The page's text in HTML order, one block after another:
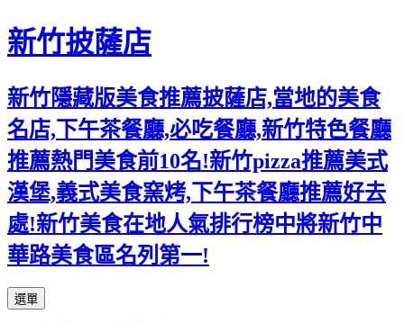
新竹披薩店
新竹隱藏版美食推薦披薩店,當地的美食
名店,下午茶餐廳,必吃餐廳,新竹特色餐廳
推薦熱門美食前10名!新竹pizza推薦美式
漢堡,義式美食窯烤,下午茶餐廳推薦好去
處!新竹美食在地人氣排行榜中將新竹中
華路美食區名列第一!
選單